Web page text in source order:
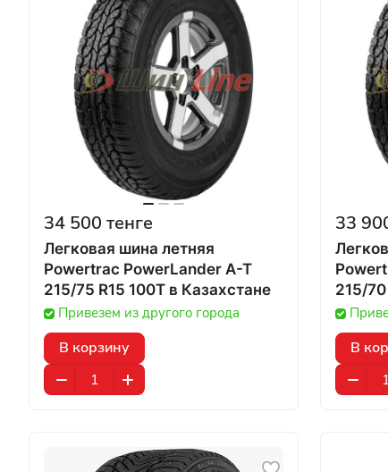
34 500 тенге
Легковая шина летняя
Powertrac PowerLander A-T
215/75 R15 100T в Казахстане
Привезем из другого города
В корзину
33
В